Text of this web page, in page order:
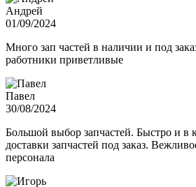
Андрей
01/09/2024
Много зап частей в наличии и под
работники приветливые
Павел
30/08/2024
Большой выбор запчастей. Быстро и в
доставки запчастей под заказ.
персонала